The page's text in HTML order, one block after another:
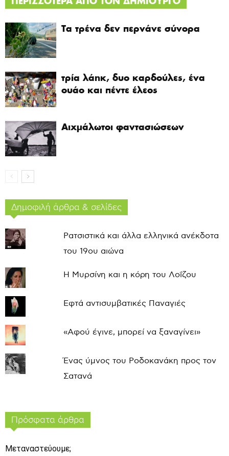
Tα τρένα δεν περνάνε σύνορα
τρία λάηκ, δυο καρδούλες, ένα
ουάο και πέντε έλεος
Αιχμάλωτοι φαντασιώσεων
Δημοφιλή άρθρα & σελίδες
Ρατσιστικά και άλλα ελληνικά ανέκδοτα
του 19ου αιώνα
Η Μυρσίνη και η κόρη του Λοΐζου
Εφτά αντισυμβατικές Παναγιές
«Αφού έγινε, μπορεί να ξαναγίνει»
Ένας ύμνος του Ροδοκανάκη προς τον
Σατανά
Πρόσφατα άρθρα
Μεταναστεύουμε;